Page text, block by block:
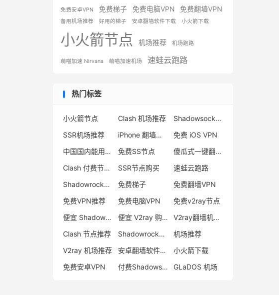
免费安卓VPN 免费梯子 免费电脑VPN 免费翻墙VPN
备用机场推荐 好用的梯子 安卓翻墙软件下载 小火箭下载
小火箭节点 机场推荐 机场跑路
萌喵加速 Nirvana 萌喵加速机场 速蛙云跑路
热门标签
小火箭节点 Clash 机场推荐
Shadowsocks 付费节点
SSR机场推荐
iPhone 翻墙代理软件
免费 iOS VPN
中国国内能用的翻墙VPN推荐
免费SS节点
傻瓜式一键翻墙VPN客户端
Clash 付费节点购买
SSR节点购买
速蛙云跑路
Shadowrocket 地址
免费梯子
免费翻墙VPN
免费VPN推荐
免费电脑VPN
免费v2ray节点
便宜 Shadowsocks 购买
便宜 V2ray 购买
V2ray翻墙机场推荐
Clash 节点推荐
Shadowrocket 付费节点
机场推荐
V2ray 机场推荐
安卓翻墙软件下载
小火箭下载
免费安卓VPN
付费Shadowsocks推荐 GLaDOS 机场